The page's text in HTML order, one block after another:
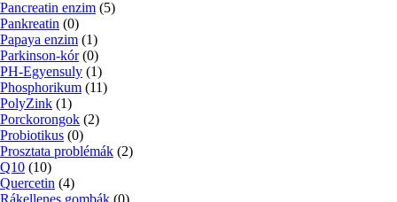
Pancreatin enzim (5)
Pankreatin (0)
Papaya enzim (1)
Parkinson-kór (0)
PH-Egyensuly (1)
Phosphorikum (11)
PolyZink (1)
Porckorongok (2)
Probiotikus (0)
Prosztata problémák (2)
Q10 (10)
Quercetin (4)
Rákellenes gombák (0)